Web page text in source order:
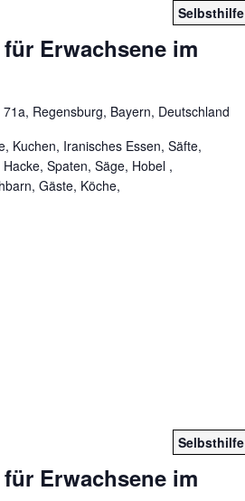
Selbsthilfe
Erwachsene im
Regensburg, Bayern, Deutschland
Kuchen, Iranisches Essen, Säfte,
Spaten, Säge, Hobel ,
Gäste, Köche,
Selbsthilfe
Erwachsene im